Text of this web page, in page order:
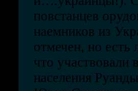
повстанцев
наемников из
отмечен, но есть
что
населения